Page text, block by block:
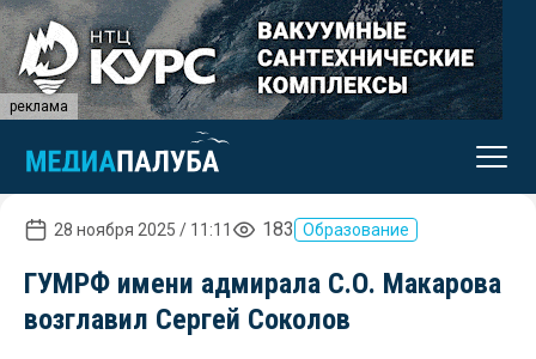
реклама
28 ноября 2025 / 11:11 183 Образование
ГУМРФ имени адмирала С.О. Макарова
возглавил Сергей Соколов